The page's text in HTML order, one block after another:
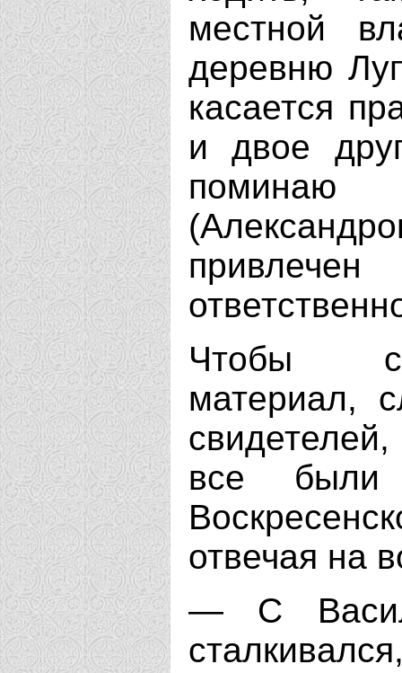
местной
деревню
касается
и двое
поминаю
Чтобы
материал,
все были
отвечая на
— С